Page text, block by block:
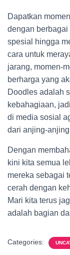
Dapatkan
dengan berbagai
spesial hingga
cara untuk
jarang, momen-
berharga yang
Doodles adalah
kebahagiaan,
di media sosial
dari anjing-
Dengan
kini kita semua
mereka sebagai
cerah dengan
Mari kita terus
adalah bagian
Categories: